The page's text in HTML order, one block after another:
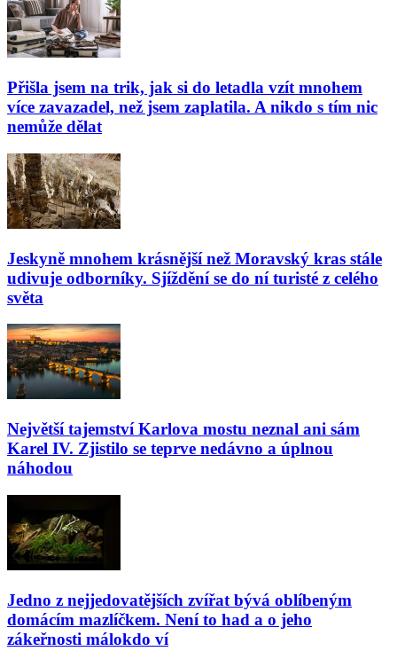
Přišla jsem na trik, jak si do letadla vzít mnohem
více zavazadel, než jsem zaplatila. A nikdo s tím nic
nemůže dělat
Jeskyně mnohem krásnější než Moravský kras stále
udivuje odborníky. Sjíždění se do ní turisté z celého
světa
Největší tajemství Karlova mostu neznal ani sám
Karel IV. Zjistilo se teprve nedávno a úplnou
náhodou
Jedno z nejjedovatějších zvířat bývá oblíbeným
domácím mazlíčkem. Není to had a o jeho
zákeřnosti málokdo ví